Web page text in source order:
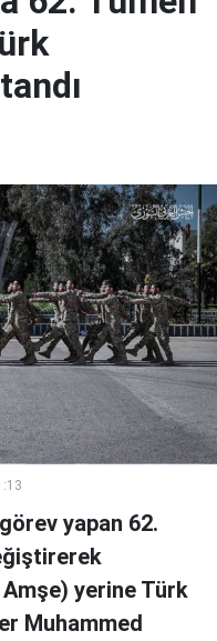
yapan 62.
yerine Türk
Muhammed